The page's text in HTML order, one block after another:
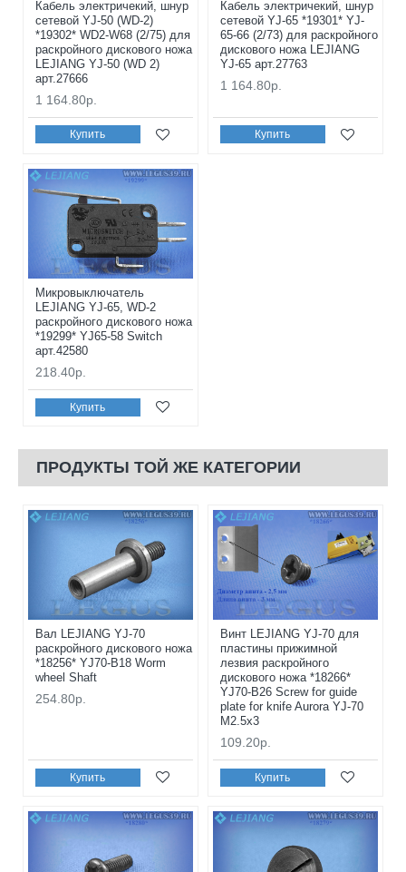
Кабель электричекий, шнур
сетевой YJ-50 (WD-2)
*19302* WD2-W68 (2/75) для
раскройного дискового ножа
LEJIANG YJ-50 (WD 2)
арт.27666
1 164.80р.
Купить
Кабель электричекий, шнур
сетевой YJ-65 *19301* YJ-
65-66 (2/73) для раскройного
дискового ножа LEJIANG
YJ-65 арт.27763
1 164.80р.
Купить
Микровыключатель
LEJIANG YJ-65, WD-2
раскройного дискового ножа
*19299* YJ65-58 Switch
арт.42580
218.40р.
Купить
ПРОДУКТЫ ТОЙ ЖЕ КАТЕГОРИИ
Вал LEJIANG YJ-70
раскройного дискового ножа
*18256* YJ70-B18 Worm
wheel Shaft
254.80р.
Купить
Винт LEJIANG YJ-70 для
пластины прижимной
лезвия раскройного
дискового ножа *18266*
YJ70-B26 Screw for guide
plate for knife Aurora YJ-70
M2.5x3
109.20р.
Купить